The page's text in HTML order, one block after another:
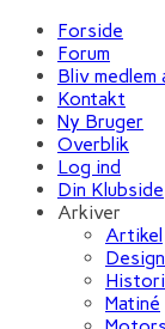
Forside
Forum
Bliv medlem
Kontakt
Ny Bruger
Overblik
Log ind
Din Klubside
Arkiver
Artikel
Matiné